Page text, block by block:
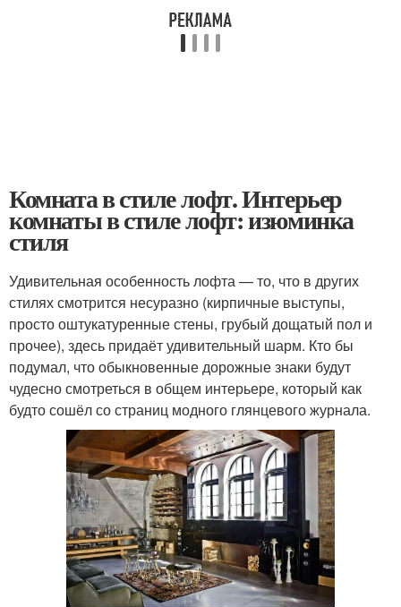
Комната в стиле лофт. Интерьер
комнаты в стиле лофт: изюминка
стиля
Удивительная особенность лофта — то, что в других
стилях смотрится несуразно (кирпичные выступы,
просто оштукатуренные стены, грубый дощатый пол и
прочее), здесь придаёт удивительный шарм. Кто бы
подумал, что обыкновенные дорожные знаки будут
чудесно смотреться в общем интерьере, который как
будто сошёл со страниц модного глянцевого журнала.